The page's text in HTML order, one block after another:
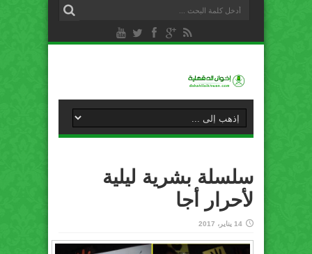
سلسلة بشرية ليلية
لأحرار أجا
14 يناير، 2017